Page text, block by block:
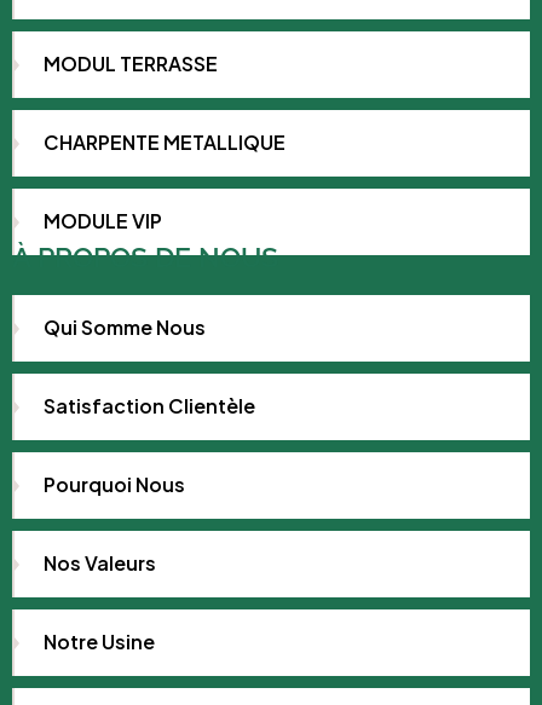
MODUL TERRASSE
CHARPENTE METALLIQUE
MODULE VIP
À PROPOS DE NOUS
Qui Somme Nous
Satisfaction Clientèle
Pourquoi Nous
Nos Valeurs
Notre Usine